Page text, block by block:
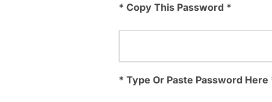
* Copy This Password *
* Type Or Paste Password Here